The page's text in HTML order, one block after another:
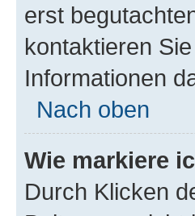
erst
kontaktieren
Informationen
Nach oben
Wie markiere
Durch Klicken